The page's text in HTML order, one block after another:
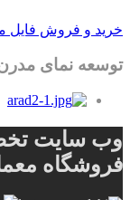
خرید و فروش فایل
توسعه نمای مدرن
وب سایت
فروشگاه